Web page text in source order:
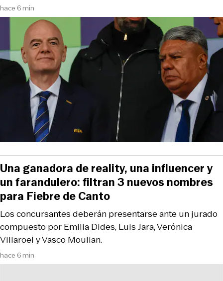
hace 6 min
hace 6 min
Los concursantes deberán presentarse ante un jurado
compuesto por Emilia Dides, Luis Jara, Verónica
Villaroel y Vasco Moulian.
Una ganadora de reality, una influencer y
un farandulero: filtran 3 nuevos nombres
para Fiebre de Canto